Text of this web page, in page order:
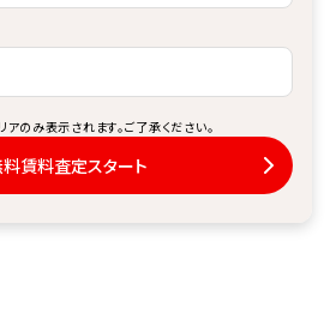
のみ表示されます。ご了承ください。
賃料査定スタート